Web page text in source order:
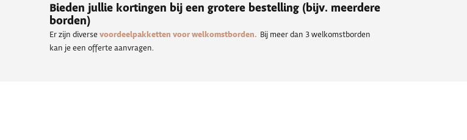
Bieden jullie kortingen bij een grotere bestelling (bijv. meerdere
borden)
Er zijn diverse voordeelpakketten voor welkomstborden. Bij meer dan 3 welkomstborden
kan je een offerte aanvragen.